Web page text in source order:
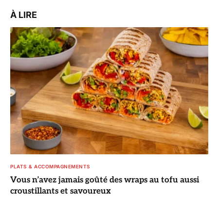
À LIRE
PLATS & ACCOMPAGNEMENTS
Vous n’avez jamais goûté des wraps au tofu aussi
croustillants et savoureux